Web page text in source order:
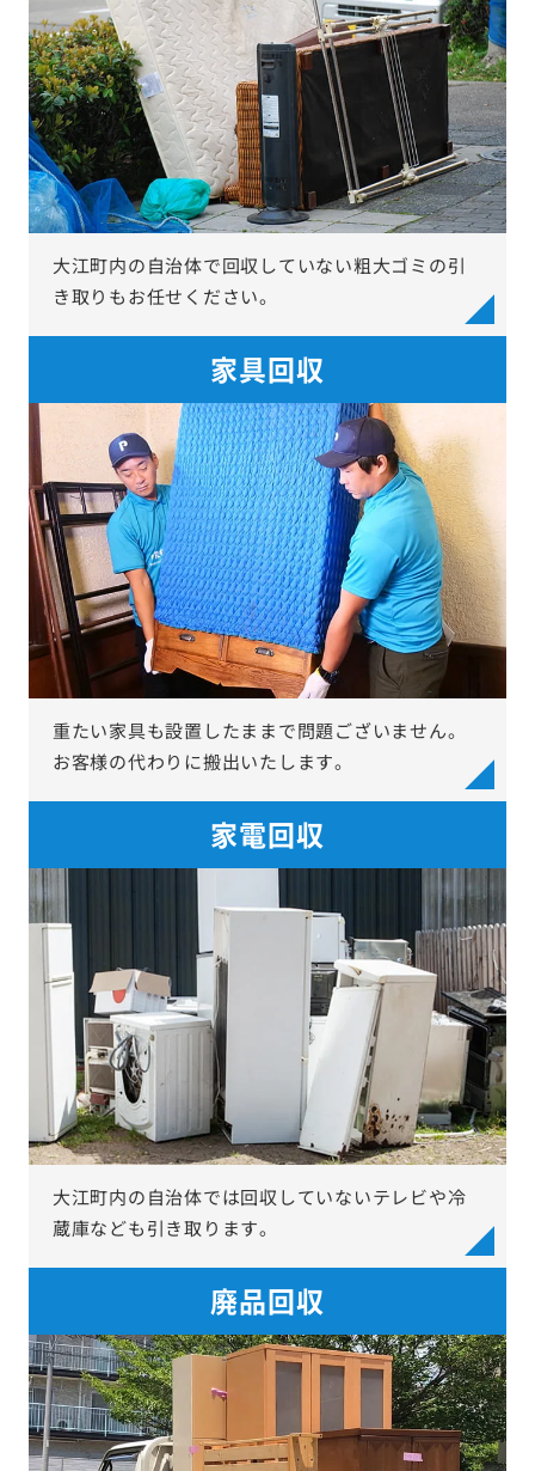
大江町内の自治体で回収していない粗大ゴミの引
き取りもお任せください。
家具回収
重たい家具も設置したままで問題ございません。
お客様の代わりに搬出いたします。
家電回収
大江町内の自治体では回収していないテレビや冷
蔵庫なども引き取ります。
廃品回収